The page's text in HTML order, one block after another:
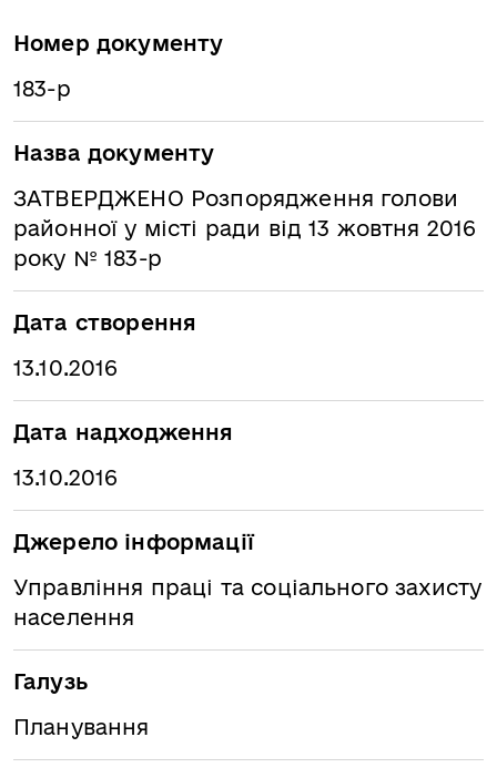
Номер документу
183-р
Назва документу
ЗАТВЕРДЖЕНО Розпорядження голови
районної у місті ради від 13 жовтня 2016
року № 183-р
Дата створення
13.10.2016
Дата надходження
13.10.2016
Джерело інформації
Управління праці та соціального захисту
населення
Галузь
Планування